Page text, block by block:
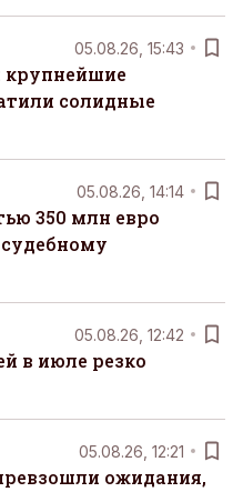
05.08.26, 15:43
солидные
05.08.26, 14:14
350 млн евро
05.08.26, 12:42
в июле резко
05.08.26, 12:21
ожидания,